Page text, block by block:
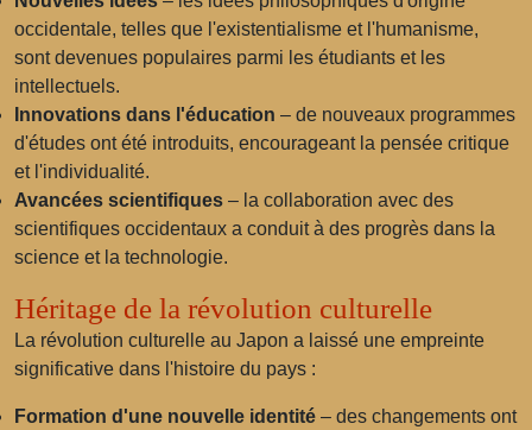
occidentale, telles que l'existentialisme et l'humanisme,
sont devenues populaires parmi les étudiants et les
intellectuels.
Innovations dans l'éducation – de nouveaux programmes
d'études ont été introduits, encourageant la pensée critique
et l'individualité.
Avancées scientifiques – la collaboration avec des
scientifiques occidentaux a conduit à des progrès dans la
science et la technologie.
Héritage de la révolution culturelle
La révolution culturelle au Japon a laissé une empreinte
significative dans l'histoire du pays :
Formation d'une nouvelle identité – des changements ont